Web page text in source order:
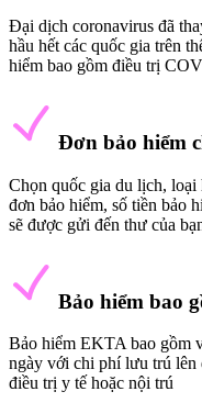
Đại dịch coronavirus đã
hầu hết các quốc gia trên
hiểm bao gồm điều trị
Đơn bảo hiểm
Chọn quốc gia du lịch,
đơn bảo hiểm, số tiền bảo
sẽ được gửi đến thư của
Bảo hiểm bao
Bảo hiểm EKTA bao gồm
ngày với chi phí lưu trú
điều trị y tế hoặc nội trú